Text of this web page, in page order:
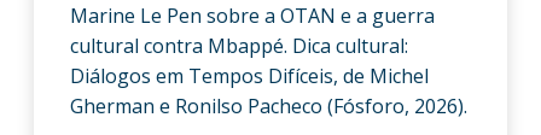
Marine Le Pen sobre a OTAN e a guerra
cultural contra Mbappé. Dica cultural:
Diálogos em Tempos Difíceis, de Michel
Gherman e Ronilso Pacheco (Fósforo, 2026).